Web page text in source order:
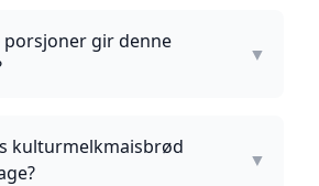
porsjoner gir denne
▼
kulturmelkmaisbrød
▼